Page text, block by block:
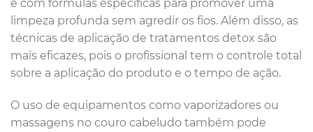
e com fórmulas específicas para promover uma
limpeza profunda sem agredir os fios. Além disso, as
técnicas de aplicação de tratamentos detox são
mais eficazes, pois o profissional tem o controle total
sobre a aplicação do produto e o tempo de ação.
O uso de equipamentos como vaporizadores ou
massagens no couro cabeludo também pode